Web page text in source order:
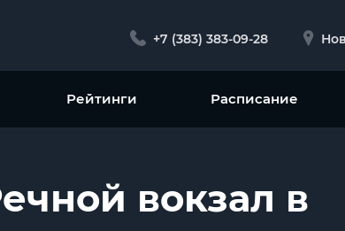
+7 (383) 383-09-28
Рейтинги Расписание
вокзал в